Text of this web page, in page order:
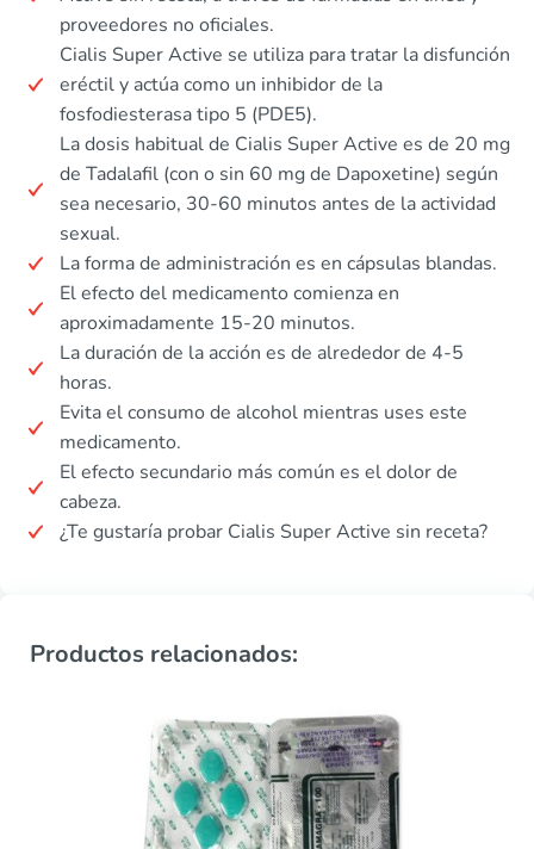
proveedores no oficiales.
Cialis Super Active se utiliza para tratar la disfunción
eréctil y actúa como un inhibidor de la
fosfodiesterasa tipo 5 (PDE5).
La dosis habitual de Cialis Super Active es de 20 mg
de Tadalafil (con o sin 60 mg de Dapoxetine) según
sea necesario, 30-60 minutos antes de la actividad
sexual.
La forma de administración es en cápsulas blandas.
El efecto del medicamento comienza en
aproximadamente 15-20 minutos.
La duración de la acción es de alrededor de 4-5
horas.
Evita el consumo de alcohol mientras uses este
medicamento.
El efecto secundario más común es el dolor de
cabeza.
¿Te gustaría probar Cialis Super Active sin receta?
Productos relacionados: